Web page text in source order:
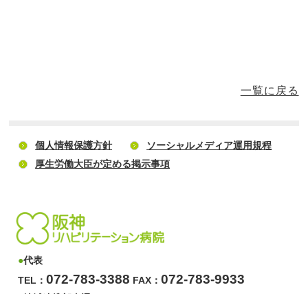
一覧に戻る
個人情報保護方針
ソーシャルメディア運用規程
厚生労働大臣が定める掲示事項
●代表
TEL：072-783-3388 FAX：072-783-9933